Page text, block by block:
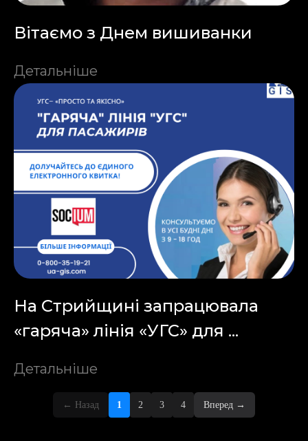
Вітаємо з Днем вишиванки
Детальніше
На Стрийщині запрацювала
«гаряча» лінія «УГС» для ...
Детальніше
← Назад 1 2 3 4 Вперед →